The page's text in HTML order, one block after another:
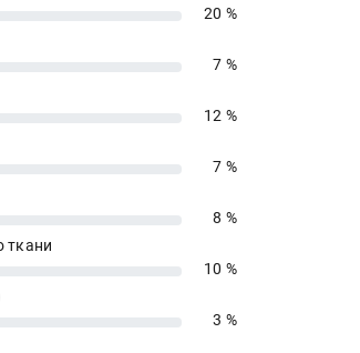
20 %
7 %
12 %
7 %
8 %
ткани
10 %
3 %